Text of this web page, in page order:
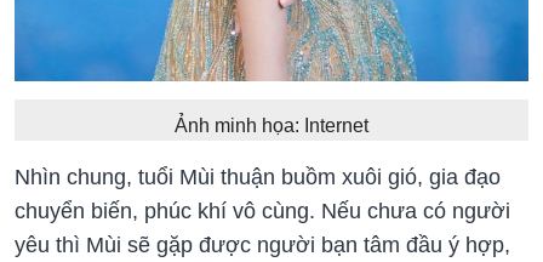
Ảnh minh họa: Internet
Nhìn chung, tuổi Mùi thuận buồm xuôi gió, gia đạo
chuyển biến, phúc khí vô cùng. Nếu chưa có người
yêu thì Mùi sẽ gặp được người bạn tâm đầu ý hợp,